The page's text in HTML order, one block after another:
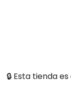
🔒 Esta tienda